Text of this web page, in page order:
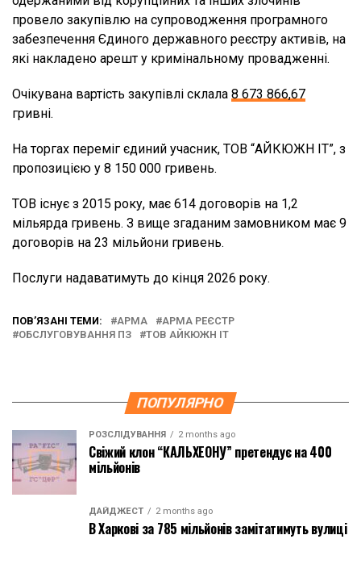
провело закупівлю на супроводження програмного
забезпечення Єдиного державного реєстру активів, на
які накладено арешт у кримінальному провадженні.
Очікувана вартість закупівлі склала 8 673 866,67
гривні.
На торгах переміг єдиний учасник, ТОВ “АЙКЮЖН ІТ”, з
пропозицією у 8 150 000 гривень.
ТОВ існує з 2015 року, має 614 договорів на 1,2
мільярда гривень. З вище згаданим замовником має 9
договорів на 23 мільйони гривень.
Послуги надаватимуть до кінця 2026 року.
ПОВ’ЯЗАНІ ТЕМИ: АРМА
АРМА РЕЄСТР
ОБСЛУГОВУВАННЯ ПЗ
ТОВ АЙКЮЖН ІТ
ПОПУЛЯРНО
РОЗСЛІДУВАННЯ 2 months ago
Свіжий клон “КАЛЬХЕОНУ” претендує на 400
мільйонів
ДАЙДЖЕСТ 2 months ago
В Харкові за 785 мільйонів замітатимуть вулиці